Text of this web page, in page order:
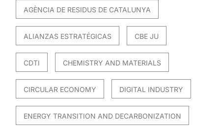
AGÈNCIA DE RESIDUS DE CATALUNYA
ALIANZAS ESTRATÉGICAS CBE JU
CDTI CHEMISTRY AND MATERIALS
CIRCULAR ECONOMY DIGITAL INDUSTRY
ENERGY TRANSITION AND DECARBONIZATION